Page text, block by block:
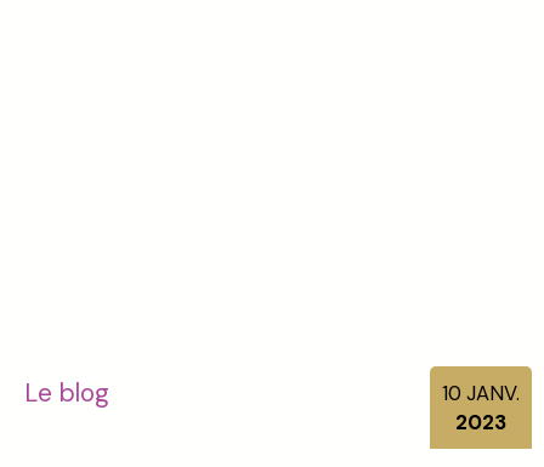
Le blog 10 JANV.
2023